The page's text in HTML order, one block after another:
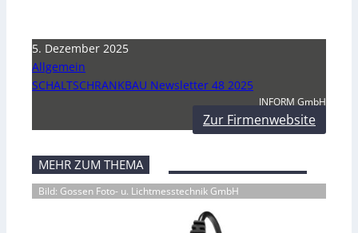
5. Dezember 2025
Allgemein
SCHALTSCHRANKBAU Newsletter 48 2025
INFORM GmbH
Zur Firmenwebsite
MEHR ZUM THEMA
Bild: Gossen Foto- u. Lichtmesstechnik GmbH